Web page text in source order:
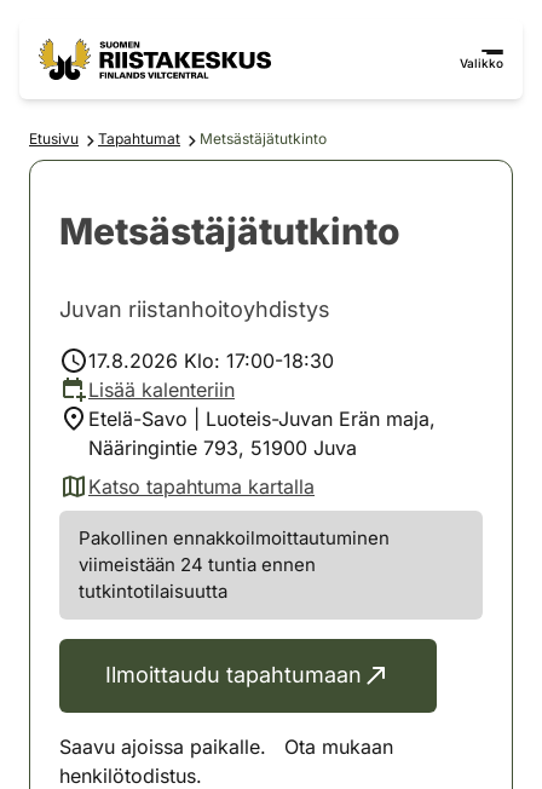
Valikko
Etusivu Tapahtumat Metsästäjätutkinto
Metsästäjätutkinto
Juvan riistanhoitoyhdistys
17.8.2026 Klo: 17:00-18:30
Lisää kalenteriin
Etelä-Savo | Luoteis-Juvan Erän maja,
Nääringintie 793, 51900 Juva
Katso tapahtuma kartalla
(avautuu uuteen välilehteen)
Pakollinen ennakkoilmoittautuminen
viimeistään 24 tuntia ennen
tutkintotilaisuutta
Ilmoittaudu tapahtumaan
Saavu ajoissa paikalle. Ota mukaan
henkilötodistus.